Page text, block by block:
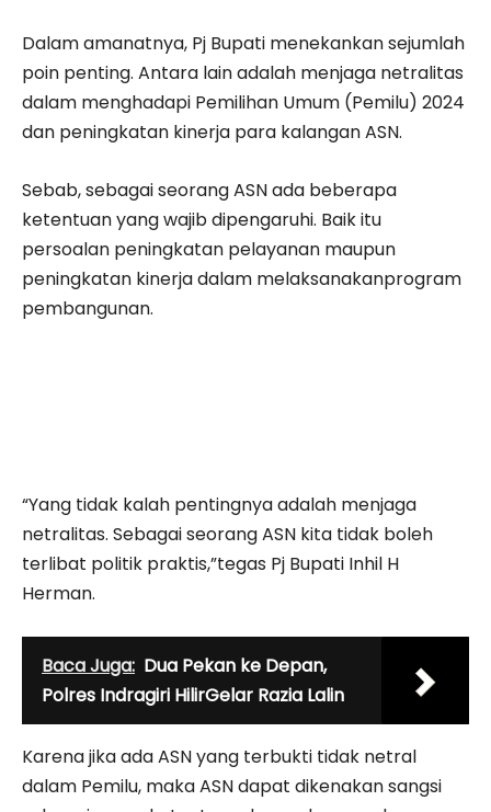
Dalam amanatnya, Pj Bupati menekankan sejumlah
poin penting. Antara lain adalah menjaga netralitas
dalam menghadapi Pemilihan Umum (Pemilu) 2024
dan peningkatan kinerja para kalangan ASN.
Sebab, sebagai seorang ASN ada beberapa
ketentuan yang wajib dipengaruhi. Baik itu
persoalan peningkatan pelayanan maupun
peningkatan kinerja dalam melaksanakanprogram
pembangunan.
“Yang tidak kalah pentingnya adalah menjaga
netralitas. Sebagai seorang ASN kita tidak boleh
terlibat politik praktis,”tegas Pj Bupati Inhil H
Herman.
Baca Juga: Dua Pekan ke Depan,
Polres Indragiri HilirGelar Razia Lalin
Karena jika ada ASN yang terbukti tidak netral
dalam Pemilu, maka ASN dapat dikenakan sangsi